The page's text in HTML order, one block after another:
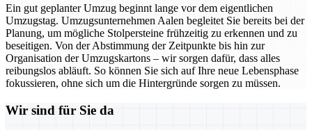
Ein gut geplanter Umzug beginnt lange vor dem eigentlichen
Umzugstag. Umzugsunternehmen Aalen begleitet Sie bereits bei der
Planung, um mögliche Stolpersteine frühzeitig zu erkennen und zu
beseitigen. Von der Abstimmung der Zeitpunkte bis hin zur
Organisation der Umzugskartons – wir sorgen dafür, dass alles
reibungslos abläuft. So können Sie sich auf Ihre neue Lebensphase
fokussieren, ohne sich um die Hintergründe sorgen zu müssen.
Wir sind für Sie da